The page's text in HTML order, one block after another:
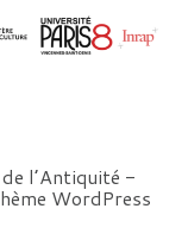
l’Antiquité -
WordPress